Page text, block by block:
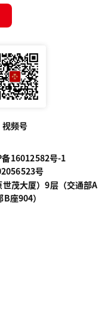
视频号
备16012582号-1
号
茂大厦）9层（交通部A
座904）